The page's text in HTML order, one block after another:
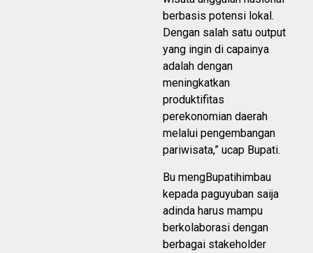
berbasis potensi lokal.
Dengan salah satu output
yang ingin di capainya
adalah dengan
meningkatkan
produktifitas
perekonomian daerah
melalui pengembangan
pariwisata,” ucap Bupati.
Bu mengBupatihimbau
kepada paguyuban saija
adinda harus mampu
berkolaborasi dengan
berbagai stakeholder